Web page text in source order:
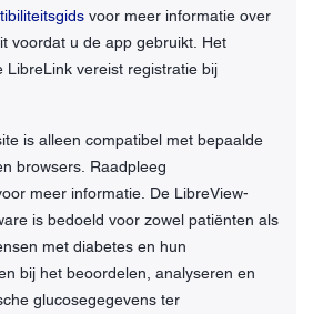
voor meer informatie over
voordat u de app gebruikt. Het
LibreLink vereist registratie bij
is alleen compatibel met bepaalde
browsers. Raadpleeg
meer informatie. De LibreView-
is bedoeld voor zowel patiënten als
met diabetes en hun
bij het beoordelen, analyseren en
glucosegegevens ter